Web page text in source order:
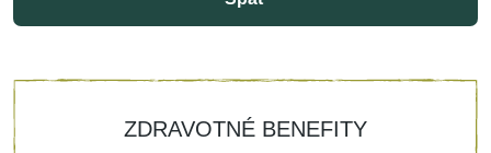
ZDRAVOTNÉ BENEFITY